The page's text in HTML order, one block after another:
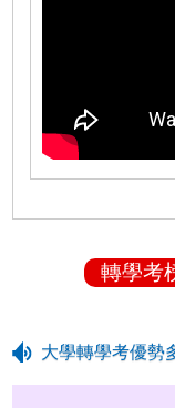
轉學考
大學轉學考優勢